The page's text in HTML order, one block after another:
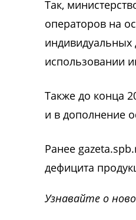
Так,
операторов на
индивидуальных
использовании
Также до конца
и в дополнение
Ранее
дефицита
Узнавайте о